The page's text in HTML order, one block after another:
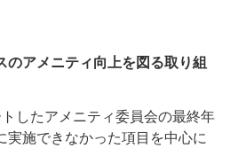
のアメニティ向上を図る取り組
したアメニティ委員会の最終年
実施できなかった項目を中心に